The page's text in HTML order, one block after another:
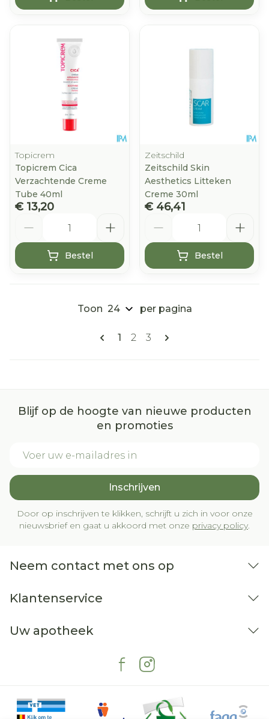
Topicrem
Topicrem Cica
Verzachtende Creme
Tube 40ml
€ 13,20
Bestel
Zeitschild
Zeitschild Skin
Aesthetics Litteken
Creme 30ml
€ 46,41
Bestel
Pagina's
U lees momenteel pagina
1 Pagina
2 Pagina
3
Toon per pagina
Blijf op de hoogte van nieuwe producten
en promoties
Inschrijven
Door op inschrijven te klikken, schrijft u zich in voor onze
nieuwsbrief en gaat u akkoord met onze privacy policy.
Neem contact met ons op
Klantenservice
Uw apotheek